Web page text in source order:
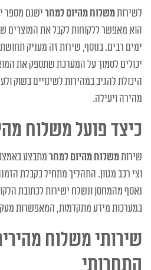
לשירותמשלוח מהיום למחרישנם מספר
הוא מאפשר ללקוחות לקבל את המוצרים
ימים רבים. בנוסף, שירות זה מעניק
יכולים לסמוך על המערכת שתספק את
היכולת להגיב במהירות לשינויים בשוק
מהירה ויעילה.
כיצד פועל משלוח
שירותמשלוח מהיום למחרמתבצע
וצי רכב מגוון. התהליך מתחיל בקבלת
נאסף מהמחסן ונשלח ישירות לכתובת
במערכות מידע מתקדמות, המאפשרות
שירותי משלוח
התחרותי